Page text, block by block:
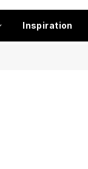
Inspiration